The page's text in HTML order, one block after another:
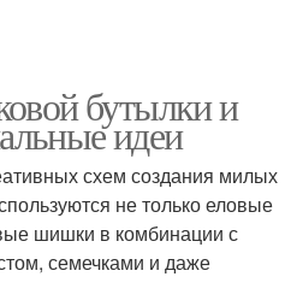
бутылки и
идеи
схем создания милых
не только еловые
шишки в комбинации с
семечками и даже